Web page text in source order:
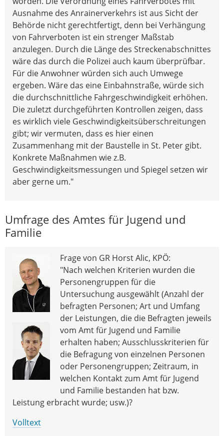
Ausnahme des Anrainerverkehrs ist aus Sicht der
Behörde nicht gerechtfertigt, denn bei Verhängung
von Fahrverboten ist ein strenger Maßstab
anzulegen. Durch die Länge des Streckenabschnittes
wäre das durch die Polizei auch kaum überprüfbar.
Für die Anwohner würden sich auch Umwege
ergeben. Wäre das eine Einbahnstraße, würde sich
die durchschnittliche Fahrgeschwindigkeit erhöhen.
Die zuletzt durchgeführten Kontrollen zeigen, dass
es wirklich viele Geschwindigkeitsüberschreitungen
gibt; wir vermuten, dass es hier einen
Zusammenhang mit der Baustelle in St. Peter gibt.
Konkrete Maßnahmen wie z.B.
Geschwindigkeitsmessungen und Spiegel setzen wir
aber gerne um."
Umfrage des Amtes für Jugend und
Familie
Frage von GR Horst Alic, KPÖ:
"Nach welchen Kriterien wurden die
Personengruppen für die
Untersuchung ausgewählt (Anzahl der
befragten Personen; Art und Umfang
der Leistungen, die die Befragten jeweils
vom Amt für Jugend und Familie
erhalten haben; Ausschlusskriterien für
die Befragung von einzelnen Personen
oder Personengruppen; Zeitraum, in
welchen Kontakt zum Amt für Jugend
und Familie bestanden hat bzw.
Leistung erbracht wurde; usw.)?
Volltext